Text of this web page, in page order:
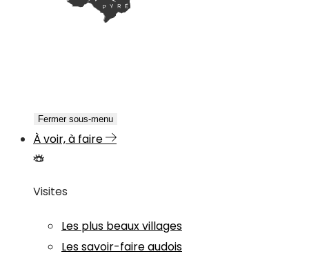
Fermer sous-menu
À voir, à faire
Visites
Les plus beaux villages
Les savoir-faire audois